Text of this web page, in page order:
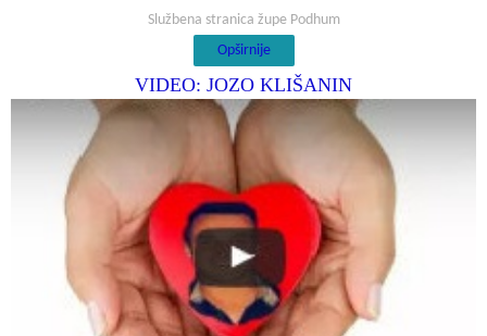
Službena stranica župe Podhum
Opširnije
VIDEO: JOZO KLIŠANIN